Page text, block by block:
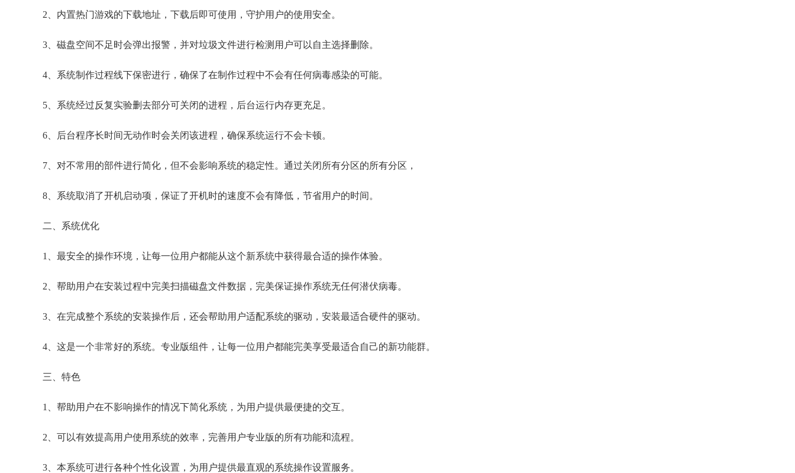
2、内置热门游戏的下载地址，下载后即可使用，守护用户的使用安全。
3、磁盘空间不足时会弹出报警，并对垃圾文件进行检测用户可以自主选择删除。
4、系统制作过程线下保密进行，确保了在制作过程中不会有任何病毒感染的可能。
5、系统经过反复实验删去部分可关闭的进程，后台运行内存更充足。
6、后台程序长时间无动作时会关闭该进程，确保系统运行不会卡顿。
7、对不常用的部件进行简化，但不会影响系统的稳定性。通过关闭所有分区的所有分区，
8、系统取消了开机启动项，保证了开机时的速度不会有降低，节省用户的时间。
二、系统优化
1、最安全的操作环境，让每一位用户都能从这个新系统中获得最合适的操作体验。
2、帮助用户在安装过程中完美扫描磁盘文件数据，完美保证操作系统无任何潜伏病毒。
3、在完成整个系统的安装操作后，还会帮助用户适配系统的驱动，安装最适合硬件的驱动。
4、这是一个非常好的系统。专业版组件，让每一位用户都能完美享受最适合自己的新功能群。
三、特色
1、帮助用户在不影响操作的情况下简化系统，为用户提供最便捷的交互。
2、可以有效提高用户使用系统的效率，完善用户专业版的所有功能和流程。
3、本系统可进行各种个性化设置，为用户提供最直观的系统操作设置服务。